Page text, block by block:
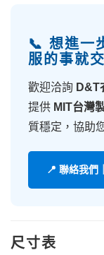
📞 想進一
服的事就
歡迎洽詢 D&T
提供 MIT台灣
質穩定，協助
📍 聯絡我們
尺寸表